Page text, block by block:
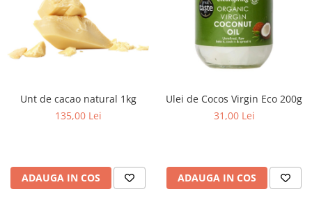
Unt de cacao natural 1kg
135,00 Lei
ADAUGA IN COS
Ulei de Cocos Virgin Eco 200g
31,00 Lei
ADAUGA IN COS